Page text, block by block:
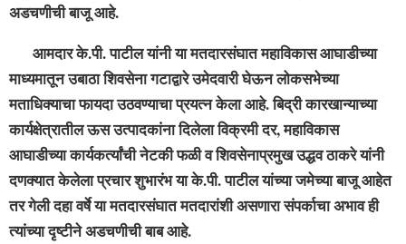
अडचणीची बाजू आहे.
आमदार के.पी. पाटील यांनी या मतदारसंघात महाविकास आघाडीच्या
माध्यमातून उबाठा शिवसेना गटाद्वारे उमेदवारी घेऊन लोकसभेच्या
मताधिक्याचा फायदा उठवण्याचा प्रयत्न केला आहे. बिद्री कारखान्याच्या
कार्यक्षेत्रातील ऊस उत्पादकांना दिलेला विक्रमी दर, महाविकास
आघाडीच्या कार्यकर्त्यांची नेटकी फळी व शिवसेनाप्रमुख उद्धव ठाकरे यांनी
दणक्यात केलेला प्रचार शुभारंभ या के.पी. पाटील यांच्या जमेच्या बाजू आहेत
तर गेली दहा वर्षे या मतदारसंघात मतदारांशी असणारा संपर्काचा अभाव ही
त्यांच्या दृष्टीने अडचणीची बाब आहे.